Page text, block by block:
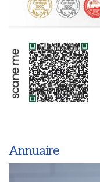
Annuaire